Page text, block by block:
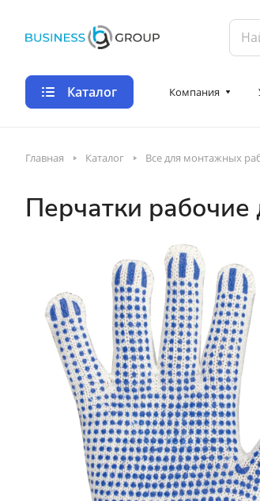
Каталог Компания
Главная Каталог Все для монтажных
Перчатки